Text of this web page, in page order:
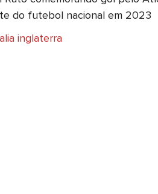
do futebol nacional em 2023
inglaterra